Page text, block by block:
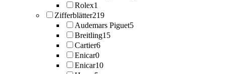
Rolex1
Zifferblätter219
Audemars Piguet5
Breitling15
Cartier6
Enicar0
Enicar10